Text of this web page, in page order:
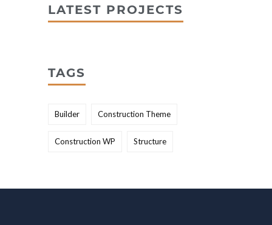
LATEST PROJECTS
TAGS
Builder Construction Theme
Construction WP Structure